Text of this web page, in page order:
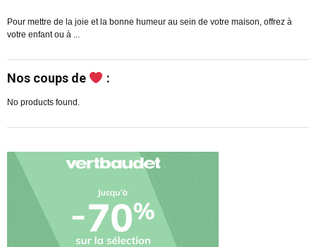
Pour mettre de la joie et la bonne humeur au sein de votre maison, offrez à
votre enfant ou à ...
Nos coups de :
No products found.